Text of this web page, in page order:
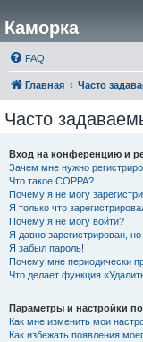
Каморка
FAQ
Главная Часто
Часто
Вход на конференцию и
Зачем мне нужно
Что такое COPPA?
Почему я не могу
Я только что
Почему я не могу войти?
Я давно зарегистрирован,
Я забыл пароль!
Почему мне периодически
Что делает функция
Параметры и настройки
Как мне изменить мои
Как избежать появления